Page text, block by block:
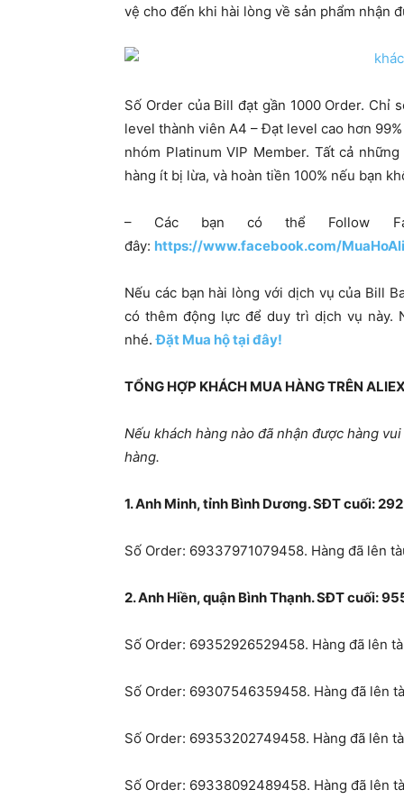
vệ cho đến khi hài lòng về sản phẩm nhận
Số Order của Bill đạt gần 1000 Order. Chỉ
level thành viên A4 – Đạt level cao hơn
nhóm Platinum VIP Member. Tất cả
hàng ít bị lừa, và hoàn tiền 100% nếu bạn
– Các bạn có thể Follow
đây: https://www.facebook.com/
Nếu các bạn hài lòng với dịch vụ của Bill
có thêm động lực để duy trì dịch vụ này.
nhé.Đặt Mua hộ tại đây!
TỔNG HỢP KHÁCH MUA HÀNG TRÊN
Nếu khách hàng nào đã nhận được hàng
hàng.
1. Anh Minh, tỉnh Bình Dương. SĐT cuối:
Số Order: 69337971079458. Hàng đã lên
2. Anh Hiền, quận Bình Thạnh. SĐT cuối:
Số Order: 69352926529458. Hàng đã lên
Số Order: 69307546359458. Hàng đã lên
Số Order: 69353202749458. Hàng đã lên
Số Order: 69338092489458. Hàng đã lên